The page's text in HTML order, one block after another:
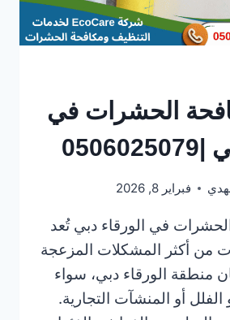
الحشرات في
فبراير 8, 2026
في الورقاء دبي تُعد
من أكثر المشكلات المزعجة
منطقة الورقاء دبي، سواء
الفلل أو المنشآت التجارية.